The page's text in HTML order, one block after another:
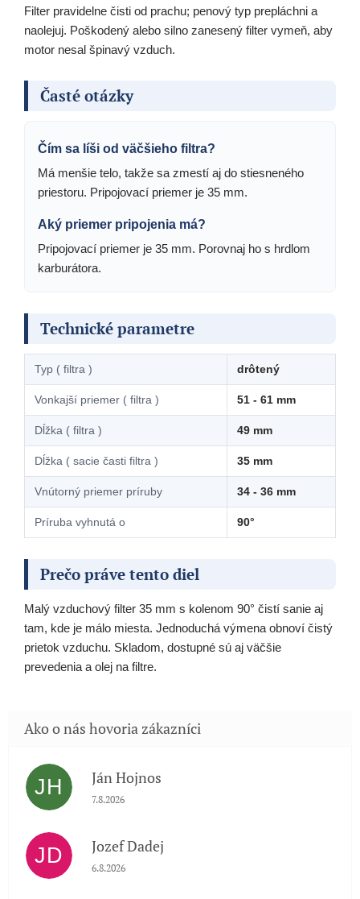
Filter pravidelne čisti od prachu; penový typ prepláchni a
naolejuj. Poškodený alebo silno zanesený filter vymeň, aby
motor nesal špinavý vzduch.
Časté otázky
Čím sa líši od väčšieho filtra?
Má menšie telo, takže sa zmestí aj do stiesneného
priestoru. Pripojovací priemer je 35 mm.
Aký priemer pripojenia má?
Pripojovací priemer je 35 mm. Porovnaj ho s hrdlom
karburátora.
Technické parametre
Typ ( filtra ) drôtený
Vonkajší priemer ( filtra ) 51 - 61 mm
Dĺžka ( filtra ) 49 mm
Dĺžka ( sacie časti filtra ) 35 mm
Vnútorný priemer príruby 34 - 36 mm
Príruba vyhnutá o 90°
Prečo práve tento diel
Malý vzduchový filter 35 mm s kolenom 90° čistí sanie aj
tam, kde je málo miesta. Jednoduchá výmena obnoví čistý
prietok vzduchu. Skladom, dostupné sú aj väčšie
prevedenia a olej na filtre.
JH Ján Hojnos
Hodnotenie obchodu je 5 z 5 hviezdičiek.
7.8.2026
JD Jozef Dadej
Hodnotenie obchodu je 5 z 5 hviezdičiek.
6.8.2026